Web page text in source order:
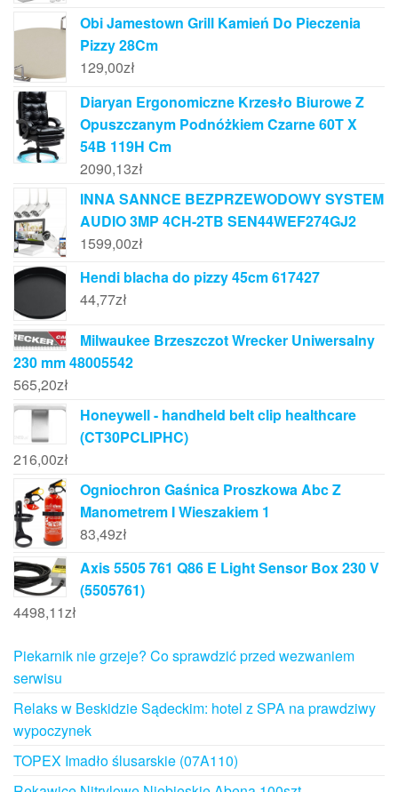
Obi Jamestown Grill Kamień Do Pieczenia
Pizzy 28Cm
129,00zł
Diaryan Ergonomiczne Krzesło Biurowe Z
Opuszczanym Podnóżkiem Czarne 60T X
54B 119H Cm
2090,13zł
INNA SANNCE BEZPRZEWODOWY SYSTEM
AUDIO 3MP 4CH-2TB SEN44WEF274GJ2
1599,00zł
Hendi blacha do pizzy 45cm 617427
44,77zł
Milwaukee Brzeszczot Wrecker Uniwersalny
230 mm 48005542
565,20zł
Honeywell - handheld belt clip healthcare
(CT30PCLIPHC)
216,00zł
Ogniochron Gaśnica Proszkowa Abc Z
Manometrem I Wieszakiem 1
83,49zł
Axis 5505 761 Q86 E Light Sensor Box 230 V
(5505761)
4498,11zł
Piekarnik nie grzeje? Co sprawdzić przed wezwaniem
serwisu
Relaks w Beskidzie Sądeckim: hotel z SPA na prawdziwy
wypoczynek
TOPEX Imadło ślusarskie (07A110)